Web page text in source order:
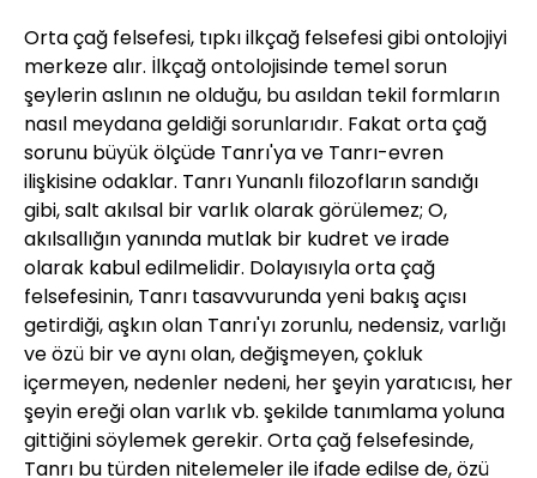
Orta çağ felsefesi, tıpkı ilkçağ felsefesi gibi ontolojiyi
merkeze alır. İlkçağ ontolojisinde temel sorun
şeylerin aslının ne olduğu, bu asıldan tekil formların
nasıl meydana geldiği sorunlarıdır. Fakat orta çağ
sorunu büyük ölçüde Tanrı'ya ve Tanrı-evren
ilişkisine odaklar. Tanrı Yunanlı filozofların sandığı
gibi, salt akılsal bir varlık olarak görülemez; O,
akılsallığın yanında mutlak bir kudret ve irade
olarak kabul edilmelidir. Dolayısıyla orta çağ
felsefesinin, Tanrı tasavvurunda yeni bakış açısı
getirdiği, aşkın olan Tanrı'yı zorunlu, nedensiz, varlığı
ve özü bir ve aynı olan, değişmeyen, çokluk
içermeyen, nedenler nedeni, her şeyin yaratıcısı, her
şeyin ereği olan varlık vb. şekilde tanımlama yoluna
gittiğini söylemek gerekir. Orta çağ felsefesinde,
Tanrı bu türden nitelemeler ile ifade edilse de, özü